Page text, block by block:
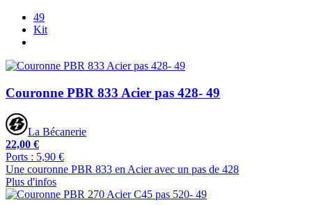
49
Kit
Couronne PBR 833 Acier pas 428- 49
La Bécanerie
22,00 €
Ports : 5,90 €
Une couronne PBR 833 en Acier avec un pas de 428
Plus d'infos